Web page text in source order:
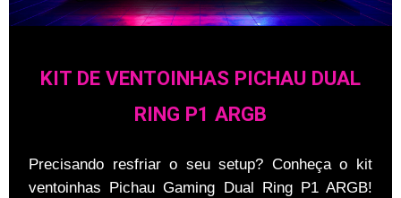
KIT DE VENTOINHAS PICHAU DUAL
RING P1 ARGB
Precisando resfriar o seu setup? Conheça o kit
ventoinhas Pichau Gaming Dual Ring P1 ARGB!